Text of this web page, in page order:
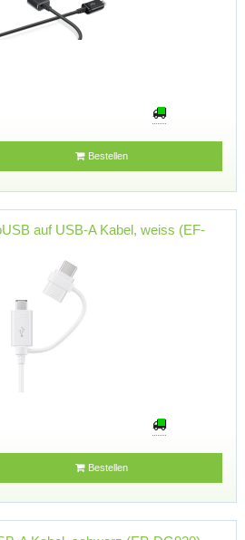
Bestellen
auf USB-A Kabel, weiss (EF-
Bestellen